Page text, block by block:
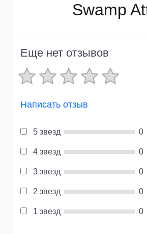
Swamp
Еще нет отзывов
Написать отзыв
5 звезд 0
4 звезд 0
3 звезд 0
2 звезд 0
1 звезд 0